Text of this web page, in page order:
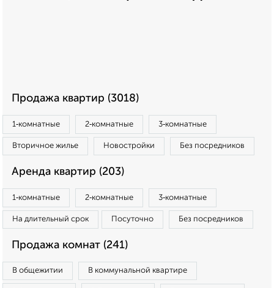
Продажа квартир (3018)
1‑комнатные 2‑комнатные 3‑комнатные
Вторичное жилье Новостройки Без посредников
Аренда квартир (203)
1‑комнатные 2‑комнатные 3‑комнатные
На длительный срок Посуточно Без посредников
Продажа комнат (241)
В общежитии В коммунальной квартире